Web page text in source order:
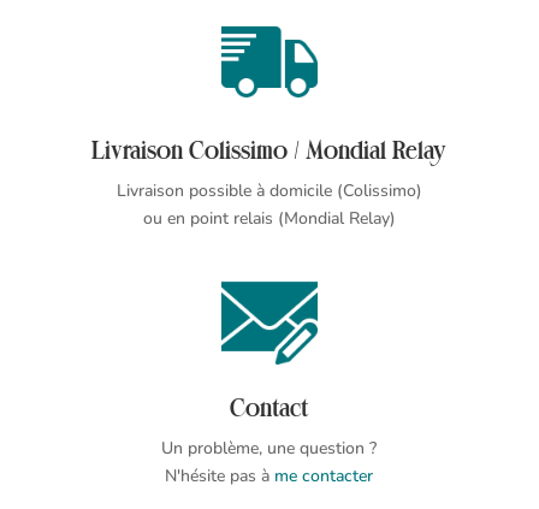
Livraison Colissimo / Mondial Relay
Livraison possible à domicile (Colissimo)
ou en point relais (Mondial Relay)
Contact
Un problème, une question ?
N'hésite pas à me contacter